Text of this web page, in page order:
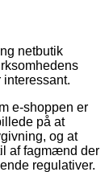
netbutik
interessant.
e-shoppen er
på at
og at
af fagmænd der
regulativer.